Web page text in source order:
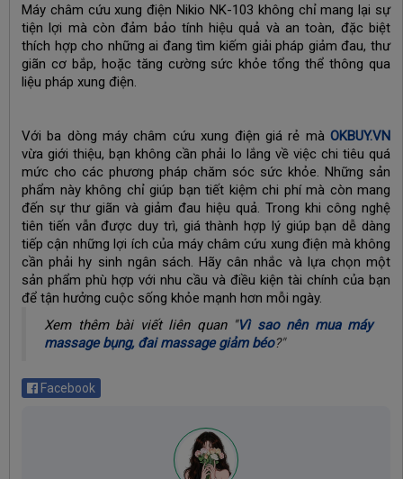
Máy châm cứu xung điện Nikio NK-103 không chỉ mang lại sự
tiện lợi mà còn đảm bảo tính hiệu quả và an toàn, đặc biệt
thích hợp cho những ai đang tìm kiếm giải pháp giảm đau, thư
giãn cơ bắp, hoặc tăng cường sức khỏe tổng thể thông qua
liệu pháp xung điện.
Với ba dòng máy châm cứu xung điện giá rẻ mà OKBUY.VN
vừa giới thiệu, bạn không cần phải lo lắng về việc chi tiêu quá
mức cho các phương pháp chăm sóc sức khỏe. Những sản
phẩm này không chỉ giúp bạn tiết kiệm chi phí mà còn mang
đến sự thư giãn và giảm đau hiệu quả. Trong khi công nghệ
tiên tiến vẫn được duy trì, giá thành hợp lý giúp bạn dễ dàng
tiếp cận những lợi ích của máy châm cứu xung điện mà không
cần phải hy sinh ngân sách. Hãy cân nhắc và lựa chọn một
sản phẩm phù hợp với nhu cầu và điều kiện tài chính của bạn
để tận hưởng cuộc sống khỏe mạnh hơn mỗi ngày.
Xem thêm bài viết liên quan "Vì sao nên mua máy
massage bụng, đai massage giảm béo?"
Facebook